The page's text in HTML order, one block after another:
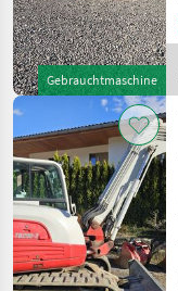
Gebrauchtmaschine